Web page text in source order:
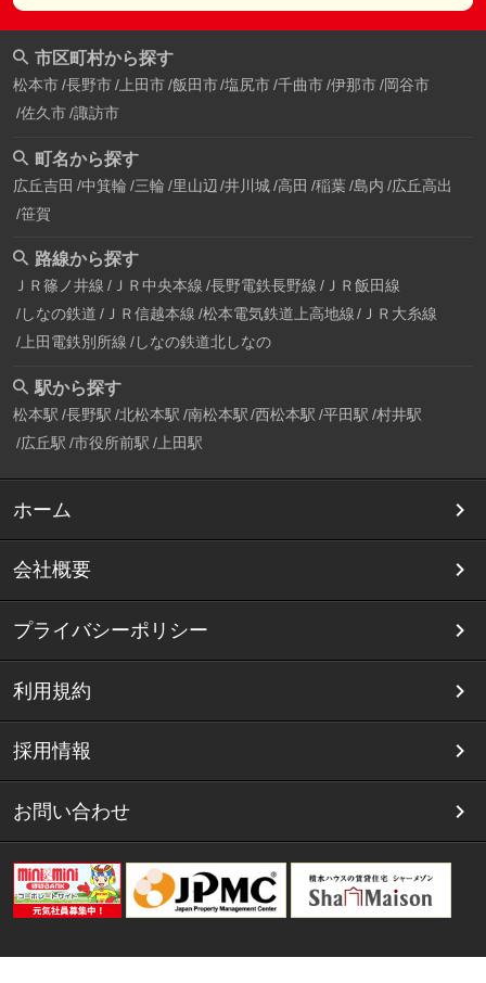
市区町村から探す
松本市 長野市 上田市 飯田市 塩尻市 千曲市 伊那市 岡谷市
佐久市 諏訪市
町名から探す
広丘吉田 中箕輪 三輪 里山辺 井川城 高田 稲葉 島内 広丘高出
笹賀
路線から探す
ＪＲ篠ノ井線 ＪＲ中央本線 長野電鉄長野線 ＪＲ飯田線
しなの鉄道 ＪＲ信越本線 松本電気鉄道上高地線
ＪＲ大糸線
上田電鉄別所線 しなの鉄道北しなの
駅から探す
松本駅 長野駅 北松本駅 南松本駅 西松本駅 平田駅 村井駅
広丘駅 市役所前駅 上田駅
ホーム
会社概要
プライバシーポリシー
利用規約
採用情報
お問い合わせ